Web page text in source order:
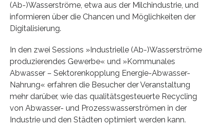
(Ab-)Wasserströme, etwa aus der Milchindustrie, und
informieren über die Chancen und Möglichkeiten der
Digitalisierung.
In den zwei Sessions »Industrielle (Ab-)Wasserströme
produzierendes Gewerbe« und »Kommunales
Abwasser – Sektorenkopplung Energie-Abwasser-
Nahrung« erfahren die Besucher der Veranstaltung
mehr darüber, wie das qualitätsgesteuerte Recycling
von Abwasser- und Prozesswasserströmen in der
Industrie und den Städten optimiert werden kann.